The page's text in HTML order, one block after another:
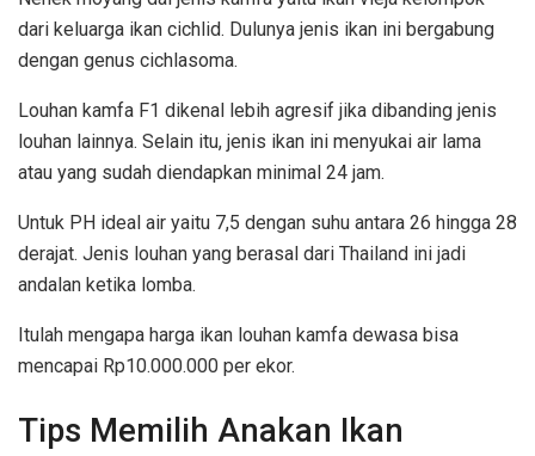
dari keluarga ikan cichlid. Dulunya jenis ikan ini bergabung
dengan genus cichlasoma.
Louhan kamfa F1 dikenal lebih agresif jika dibanding jenis
louhan lainnya. Selain itu, jenis ikan ini menyukai air lama
atau yang sudah diendapkan minimal 24 jam.
Untuk PH ideal air yaitu 7,5 dengan suhu antara 26 hingga 28
derajat. Jenis louhan yang berasal dari Thailand ini jadi
andalan ketika lomba.
Itulah mengapa harga ikan louhan kamfa dewasa bisa
mencapai Rp10.000.000 per ekor.
Tips Memilih Anakan Ikan